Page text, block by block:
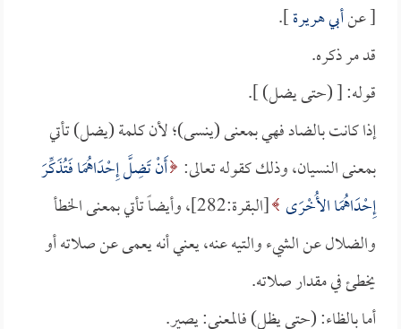
[ عنأبي هريرة].
قد مر ذكره.
قوله: [ (حتى يضل) ].
إذا كانت بالضاد فهي بمعنى (ينسى)؛ لأن كلمة (يضل) تأتي
بمعنى النسيان، وذلك كقوله تعالى: أَنْ تَضِلَّ إِحْدَاهُمَا فَتُذَكِّرَ
إِحْدَاهُمَا الأُخْرَى
[البقرة:282]، وأيضاً تأتي بمعنى الخطأ
والضلال عن الشيء والتيه عنه، يعني أنه يعمى عن صلاته أو
يخطئ في مقدار صلاته.
أما بالظاء: (حتى يظل) فالمعنى: يصير.